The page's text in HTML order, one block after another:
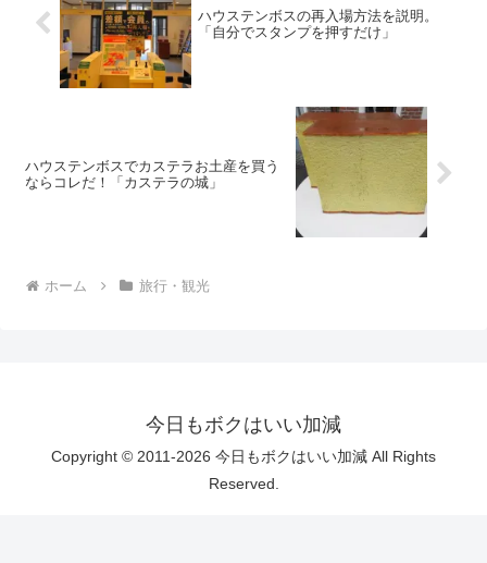
ハウステンボスの再入場方法を説明。
「自分でスタンプを押すだけ」
ハウステンボスでカステラお土産を買う
ならコレだ！「カステラの城」
ホーム 旅行・観光
今日もボクはいい加減
Copyright © 2011-2026 今日もボクはいい加減 All Rights
Reserved.